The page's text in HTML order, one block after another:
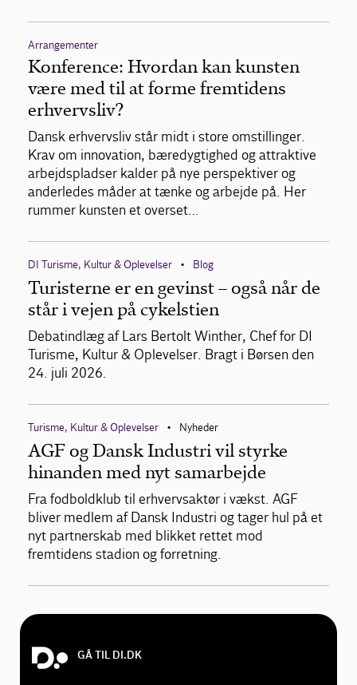
Arrangementer
Konference: Hvordan kan kunsten
være med til at forme fremtidens
erhvervsliv?
Dansk erhvervsliv står midt i store omstillinger.
Krav om innovation, bæredygtighed og attraktive
arbejdspladser kalder på nye perspektiver og
anderledes måder at tænke og arbejde på. Her
rummer kunsten et overset…
DI Turisme, Kultur & Oplevelser • Blog
Turisterne er en gevinst – også når de
står i vejen på cykelstien
Debatindlæg af Lars Bertolt Winther, Chef for DI
Turisme, Kultur & Oplevelser. Bragt i Børsen den
24. juli 2026.
Turisme, Kultur & Oplevelser • Nyheder
AGF og Dansk Industri vil styrke
hinanden med nyt samarbejde
Fra fodboldklub til erhvervsaktør i vækst. AGF
bliver medlem af Dansk Industri og tager hul på et
nyt partnerskab med blikket rettet mod
fremtidens stadion og forretning.
GÅ TIL DI.DK